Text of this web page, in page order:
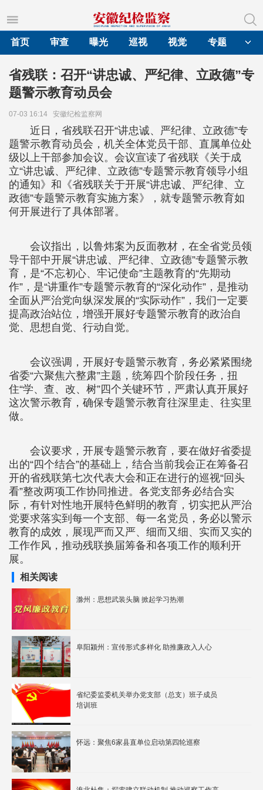
首页
审查 曝光 巡视 视觉 专题
省残联：召开“讲忠诚、严纪律、立政德”专
题警示教育动员会
07-03 16:14 安徽纪检监察网
近日，省残联召开“讲忠诚、严纪律、立政德”专
题警示教育动员会，机关全体党员干部、直属单位处
级以上干部参加会议。会议宣读了省残联《关于成
立“讲忠诚、严纪律、立政德”专题警示教育领导小组
的通知》和《省残联关于开展“讲忠诚、严纪律、立
政德”专题警示教育实施方案》，就专题警示教育如
何开展进行了具体部署。
会议指出，以鲁炜案为反面教材，在全省党员领
导干部中开展“讲忠诚、严纪律、立政德”专题警示教
育，是“不忘初心、牢记使命”主题教育的“先期动
作”，是“讲重作”专题警示教育的“深化动作”，是推动
全面从严治党向纵深发展的“实际动作”，我们一定要
提高政治站位，增强开展好专题警示教育的政治自
觉、思想自觉、行动自觉。
会议强调，开展好专题警示教育，务必紧紧围绕
省委“六聚焦六整肃”主题，统筹四个阶段任务，扭
住“学、查、改、树”四个关键环节，严肃认真开展好
这次警示教育，确保专题警示教育往深里走、往实里
做。
会议要求，开展专题警示教育，要在做好省委提
出的“四个结合”的基础上，结合当前我会正在筹备召
开的省残联第七次代表大会和正在进行的巡视“回头
看”整改两项工作协同推进。各党支部务必结合实
际，有针对性地开展特色鲜明的教育，切实把从严治
党要求落实到每一个支部、每一名党员，务必以警示
教育的成效，展现严而又严、细而又细、实而又实的
工作作风，推动残联换届筹备和各项工作的顺利开
展。
相关阅读
滁州：思想武装头脑 掀起学习热潮
阜阳颍州：宣传形式多样化 助推廉政入人心
省纪委监委机关举办党支部（总支）班子成员
培训班
怀远：聚焦6家县直单位启动第四轮巡察